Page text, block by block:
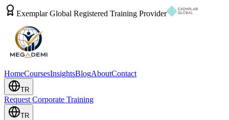
Exemplar Global Registered Training Provider
HomeCoursesInsightsBlogAboutContact
TR
Request Corporate Training
TR